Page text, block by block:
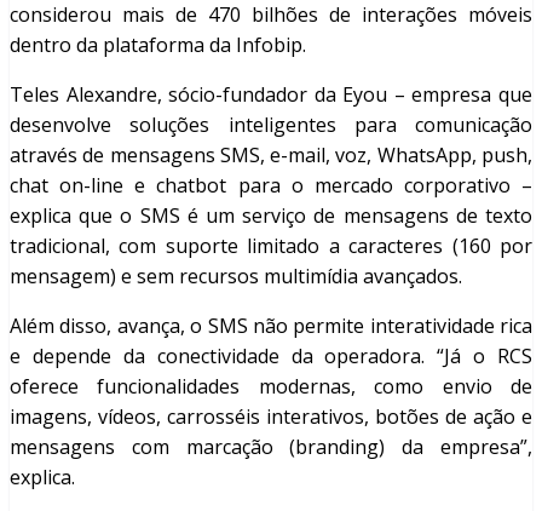
considerou mais de 470 bilhões de interações móveis
dentro da plataforma da Infobip.
Teles Alexandre, sócio-fundador da Eyou – empresa que
desenvolve soluções inteligentes para comunicação
através de mensagens SMS, e-mail, voz, WhatsApp, push,
chat on-line e chatbot para o mercado corporativo –
explica que o SMS é um serviço de mensagens de texto
tradicional, com suporte limitado a caracteres (160 por
mensagem) e sem recursos multimídia avançados.
Além disso, avança, o SMS não permite interatividade rica
e depende da conectividade da operadora. “Já o RCS
oferece funcionalidades modernas, como envio de
imagens, vídeos, carrosséis interativos, botões de ação e
mensagens com marcação (branding) da empresa”,
explica.